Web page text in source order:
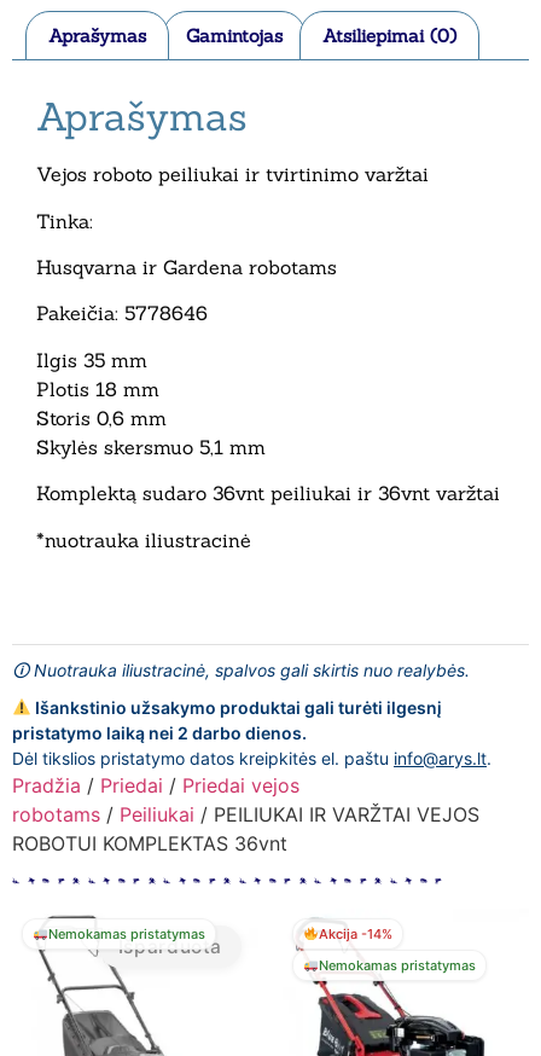
Aprašymas Gamintojas Atsiliepimai (0)
Aprašymas
Vejos roboto peiliukai ir tvirtinimo varžtai
Tinka:
Husqvarna ir Gardena robotams
Pakeičia: 5778646
Ilgis 35 mm
Plotis 18 mm
Storis 0,6 mm
Skylės skersmuo 5,1 mm
Komplektą sudaro 36vnt peiliukai ir 36vnt varžtai
*nuotrauka iliustracinė
🛈 Nuotrauka iliustracinė, spalvos gali skirtis nuo realybės.
Išankstinio užsakymo produktai gali turėti ilgesnį
pristatymo laiką nei 2 darbo dienos.
Dėl tikslios pristatymo datos kreipkitės el. paštu info@arys.lt.
Pradžia / Priedai / Priedai vejos
robotams / Peiliukai / PEILIUKAI IR VARŽTAI VEJOS
ROBOTUI KOMPLEKTAS 36vnt
Nemokamas pristatymas
Išparduota
Akcija -14%
Nemokamas pristatymas